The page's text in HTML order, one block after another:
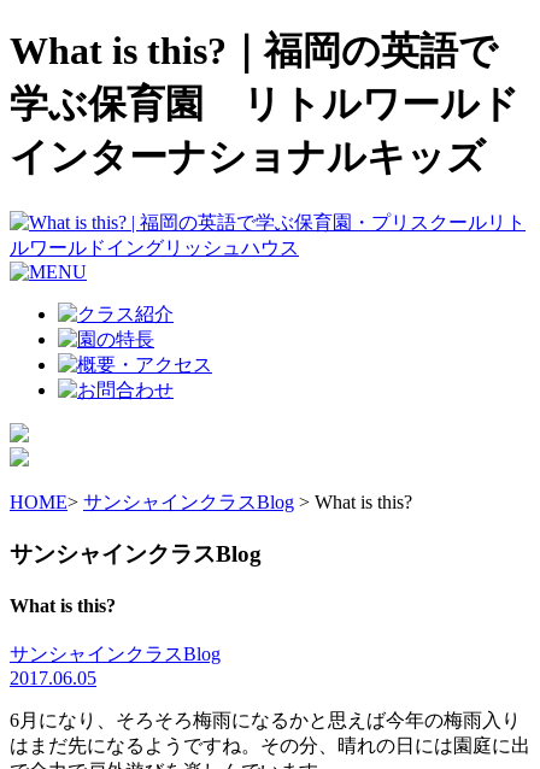
What is this?｜福岡の英語で
学ぶ保育園 リトルワールド
インターナショナルキッズ
HOME> サンシャインクラスBlog > What is this?
サンシャインクラスBlog
What is this?
サンシャインクラスBlog
2017.06.05
6月になり、そろそろ梅雨になるかと思えば今年の梅雨入り
はまだ先になるようですね。その分、晴れの日には園庭に出